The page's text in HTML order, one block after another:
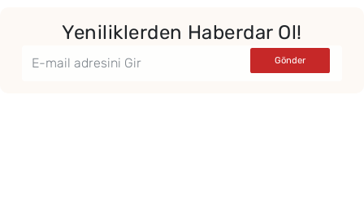
Yeniliklerden Haberdar Ol!